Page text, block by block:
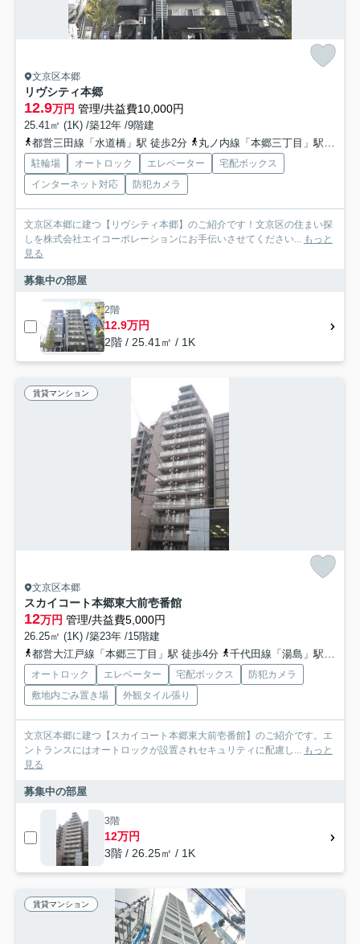
文京区本郷
リヴシティ本郷
12.9万円 管理/共益費10,000円
25.41㎡ (1K) /築12年 /9階建
都営三田線「水道橋」駅 徒歩2分
丸ノ内線「本郷三丁目」駅 徒歩6分
駐輪場 オートロック エレベーター
宅配ボックス
インターネット対応
防犯カメラ
文京区本郷に建つ【リヴシティ本郷】のご紹介です！文京区の住まい探
しを株式会社エイコーポレーションにお手伝いさせてください... もっと
見る
募集中の部屋
2階
12.9万円
2階 / 25.41㎡ / 1K
賃貸マンション
文京区本郷
スカイコート本郷東大前壱番館
12万円 管理/共益費5,000円
26.25㎡ (1K) /築23年 /15階建
都営大江戸線「本郷三丁目」駅 徒歩4分
千代田線「湯島」駅 徒歩6分
オートロック エレベーター 宅配ボックス
防犯カメラ
敷地内ごみ置き場
外観タイル張り
文京区本郷に建つ【スカイコート本郷東大前壱番館】のご紹介です。エ
ントランスにはオートロックが設置されセキュリティに配慮し... もっと
見る
募集中の部屋
3階
12万円
3階 / 26.25㎡ / 1K
賃貸マンション